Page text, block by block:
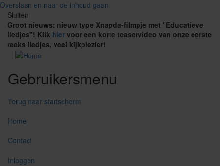
Overslaan en naar de inhoud gaan
Sluiten
Groot nieuws: nieuw type Xnapda-filmpje met "Educatieve
liedjes"! Klik hier voor een korte teaservideo van onze eerste
reeks liedjes, veel kijkplezier!
Gebruikersmenu
Terug naar startscherm
Home
Contact
Inloggen